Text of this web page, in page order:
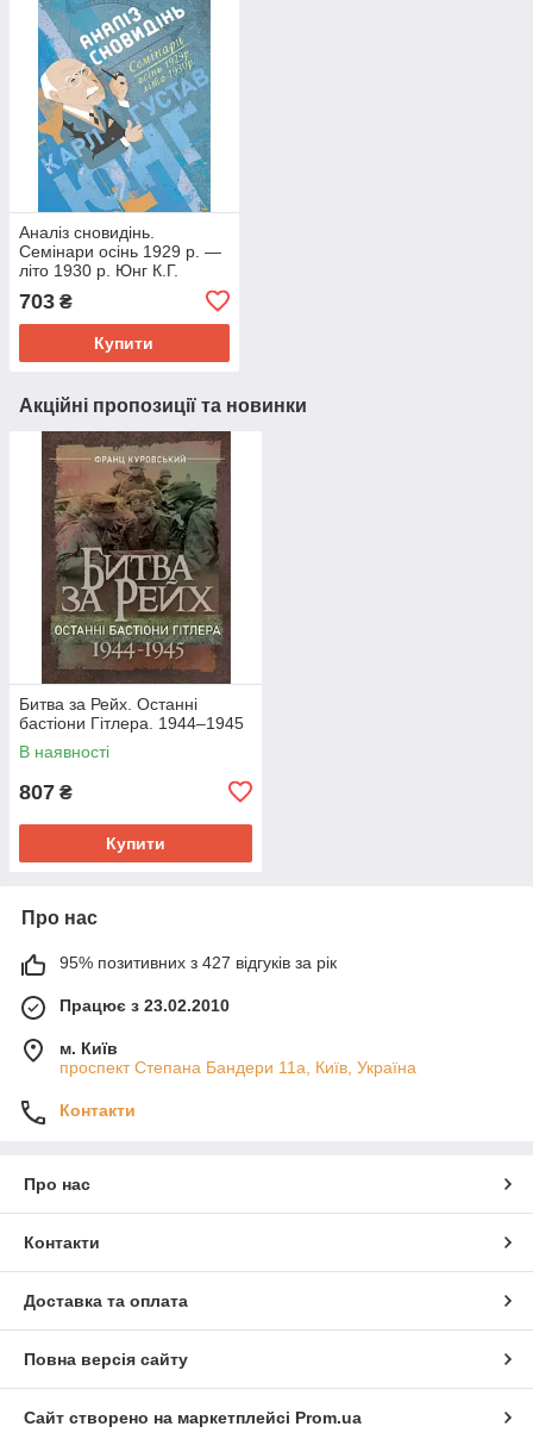
Аналіз сновидінь.
Семінари осінь 1929 р. —
літо 1930 р. Юнг К.Г.
703 ₴
Купити
Акційні пропозиції та новинки
Битва за Рейх. Останні
бастіони Гітлера. 1944–1945
В наявності
807 ₴
Купити
Про нас
95% позитивних з 427 відгуків за рік
Працює з 23.02.2010
м. Київ
проспект Степана Бандери 11а, Київ, Україна
Контакти
Про нас
Контакти
Доставка та оплата
Повна версія сайту
Сайт створено на маркетплейсі Prom.ua